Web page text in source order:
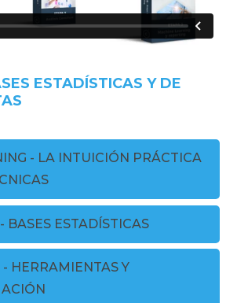
ESTADÍSTICAS Y DE
- LA INTUICIÓN PRÁCTICA
BASES ESTADÍSTICAS
HERRAMIENTAS Y